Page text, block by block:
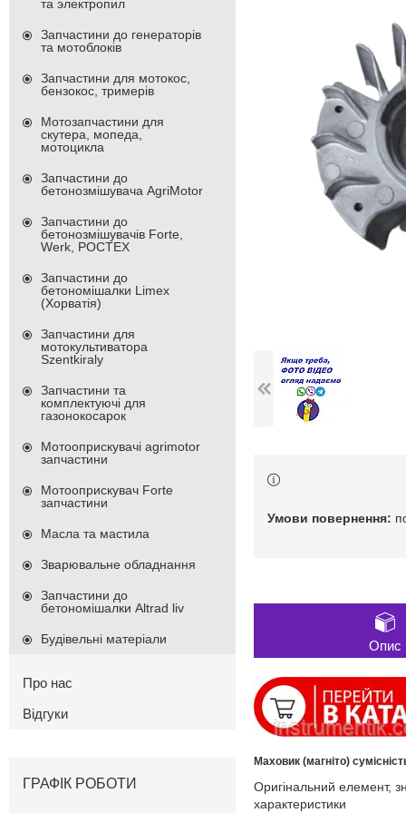
Опис
Маховик (магніто)
Оригінальний елемент,
характеристики
та электропил
Запчастини до генераторів
та мотоблоків
Запчастини для мотокос,
бензокос, тримерів
Мотозапчастини для
скутера, мопеда,
мотоцикла
Запчастини до
бетонозмішувача AgriMotor
Запчастини до
бетонозмішувачів Forte,
Werk, РОСТЕХ
Запчастини до
бетономішалки Limex
(Хорватія)
Запчастини для
мотокультиватора
Szentkiraly
Запчастини та
комплектуючі для
газонокосарок
Мотооприскувачі agrimotor
запчастини
Мотооприскувач Forte
запчастини
Масла та мастила
Зварювальне обладнання
Запчастини до
бетономішалки Altrad liv
Будівельні матеріали
Про нас
Відгуки
ГРАФІК РОБОТИ